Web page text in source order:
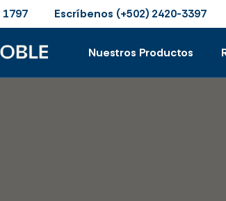
1797 Escríbenos (+502) 2420-3397
Nuestros Productos